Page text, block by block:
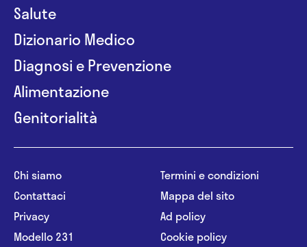
Salute
Dizionario Medico
Diagnosi e Prevenzione
Alimentazione
Genitorialità
Chi siamo
Contattaci
Privacy
Modello 231
Termini e condizioni
Mappa del sito
Ad policy
Cookie policy